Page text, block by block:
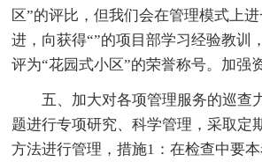
区”的评比，但我们会在管理模式上
进，向获得“”的项目部学习经验教训
评为“花园式小区”的荣誉称号。加强
五、加大对各项管理服务的巡查
题进行专项研究、科学管理，采取定
方法进行管理，措施1：在检查中要